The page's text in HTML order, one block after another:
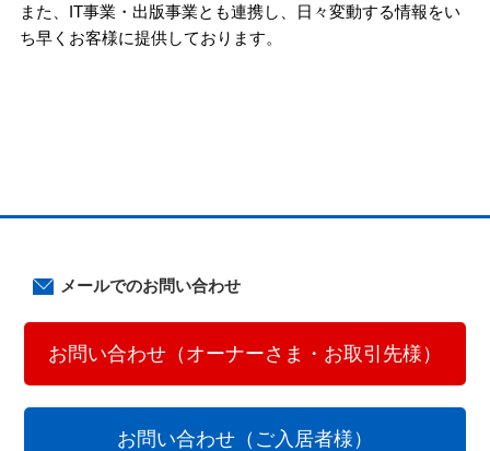
また、IT事業・出版事業とも連携し、日々変動する情報をい
ち早くお客様に提供しております。
メールでのお問い合わせ
お問い合わせ（オーナーさま・お取引先様）
お問い合わせ（ご入居者様）